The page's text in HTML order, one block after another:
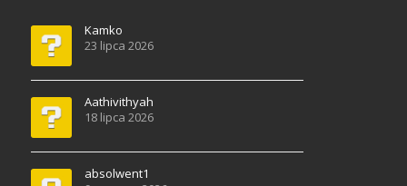
Kamko
23 lipca 2026
Aathivithyah
18 lipca 2026
absolwent1